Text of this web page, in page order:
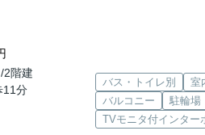
2階建
11分
バス・トイレ別 室
バルコニー
駐輪場
TVモニタ付インター